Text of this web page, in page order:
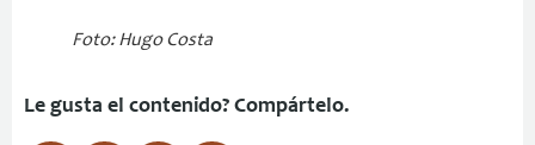
Foto: Hugo Costa
Le gusta el contenido? Compártelo.